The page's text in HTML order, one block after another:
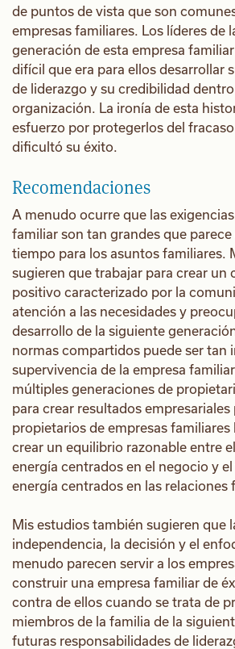
de puntos de vista que son
empresas familiares. Los líderes de
generación de esta empresa
difícil que era para ellos desarrollar
de liderazgo y su credibilidad
organización. La ironía de esta
esfuerzo por protegerlos del
dificultó su éxito.
Recomendaciones
A menudo ocurre que las
familiar son tan grandes que
tiempo para los asuntos familiares.
sugieren que trabajar para crear un
positivo caracterizado por la
atención a las necesidades y
desarrollo de la siguiente
normas compartidos puede ser tan
supervivencia de la empresa
múltiples generaciones de
para crear resultados
propietarios de empresas familiares
crear un equilibrio razonable entre
energía centrados en el negocio y
energía centrados en las relaciones
Mis estudios también sugieren que
independencia, la decisión y el
menudo parecen servir a los
construir una empresa familiar de
contra de ellos cuando se trata de
miembros de la familia de la
futuras responsabilidades de